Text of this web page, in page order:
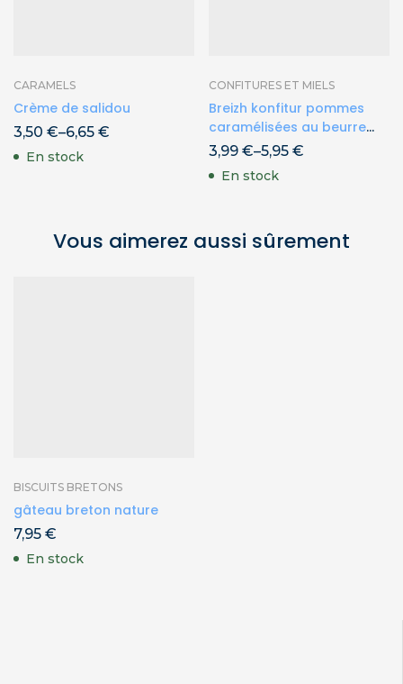
CARAMELS
Crème de salidou
3,50 €–6,65 €
En stock
CONFITURES ET MIELS
Breizh konfitur pommes
caramélisées au beurre
salé
3,99 €–5,95 €
En stock
Vous aimerez aussi sûrement
BISCUITS BRETONS
gâteau breton nature
7,95 €
En stock